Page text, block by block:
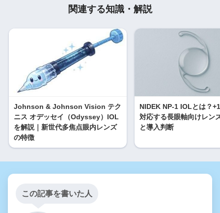
関連する知識・解説
Johnson & Johnson Vision テク
ニス オデッセイ（Odyssey）IOL
を解説｜新世代多焦点眼内レンズ
の特徴
NIDEK NP-1 IOLとは？
対応する長眼軸向けレン
と導入判断
この記事を書いた人